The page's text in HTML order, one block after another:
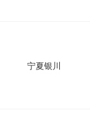
宁夏银川